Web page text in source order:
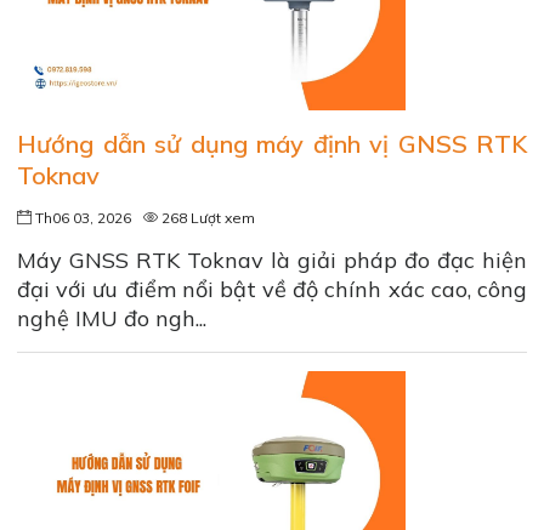
Hướng dẫn sử dụng máy định vị GNSS RTK
Toknav
Th06 03, 2026 268 Lượt xem
Máy GNSS RTK Toknav là giải pháp đo đạc hiện
đại với ưu điểm nổi bật về độ chính xác cao, công
nghệ IMU đo ngh...